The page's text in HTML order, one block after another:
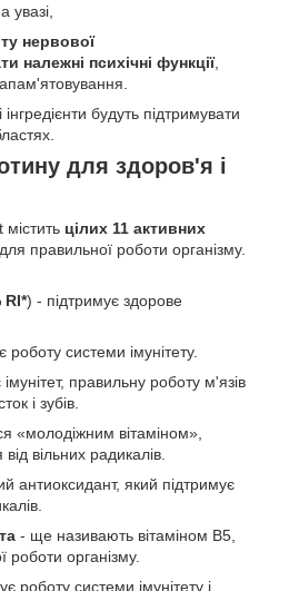
нервової
належні психічні функції,
інгредієнти будуть підтримувати
для здоров'я і
цілих 11 активних
правильної роботи організму.
RI*) - підтримує здорове
роботу системи імунітету.
правильну роботу м'язів
і зубів.
«молодіжним вітаміном»,
вільних радикалів.
антиоксидант, який підтримує
- ще називають вітаміном В5,
організму.
роботу системи імунітету і